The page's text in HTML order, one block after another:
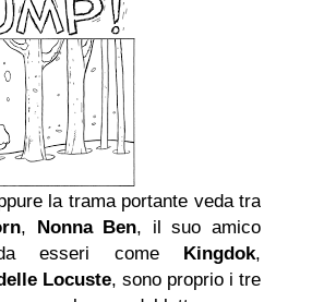
la trama portante veda tra
, Nonna Ben, il suo amico
esseri come Kingdok,
Locuste, sono proprio i tre